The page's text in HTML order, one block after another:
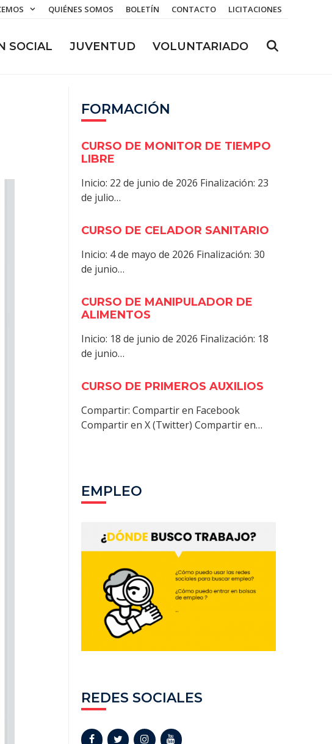
QUIÉNES SOMOS BOLETÍN CONTACTO LICITACIONES
SOCIAL JUVENTUD VOLUNTARIADO
FORMACIÓN
CURSO DE MONITOR DE TIEMPO
LIBRE
Inicio: 22 de junio de 2026 Finalización: 23
de julio…
CURSO DE CELADOR SANITARIO
Inicio: 4 de mayo de 2026 Finalización: 30
de junio…
CURSO DE MANIPULADOR DE
ALIMENTOS
Inicio: 18 de junio de 2026 Finalización: 18
de junio…
CURSO DE PRIMEROS AUXILIOS
Compartir: Compartir en Facebook
Compartir en X (Twitter) Compartir en…
EMPLEO
REDES SOCIALES